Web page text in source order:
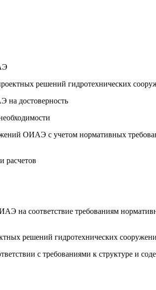
решений гидротехнических
на достоверность
ОИАЭ с учетом нормативных
расчетов
на соответствие требованиям
решений гидротехнических
с требованиями к структуре и